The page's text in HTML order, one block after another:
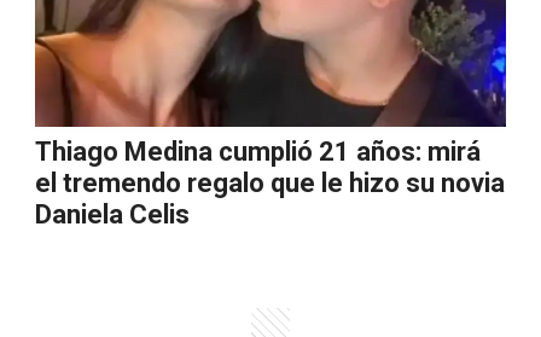
Thiago Medina cumplió 21 años: mirá
el tremendo regalo que le hizo su novia
Daniela Celis